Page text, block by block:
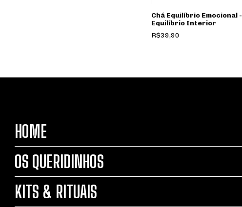
Chá Equilíbrio Emocional -
Equilíbrio Interior
R$39,90
HOME
OS QUERIDINHOS
KITS & RITUAIS